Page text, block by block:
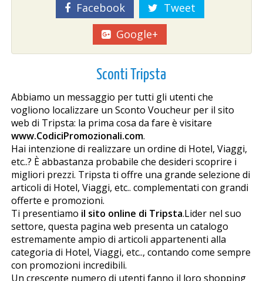
Facebook
Tweet
Google+
Sconti Tripsta
Abbiamo un messaggio per tutti gli utenti che
vogliono localizzare un Sconto Voucheur per il sito
web di Tripsta: la prima cosa da fare è visitare
www.CodiciPromozionali.com.
Hai intenzione di realizzare un ordine di Hotel, Viaggi,
etc..? È abbastanza probabile che desideri scoprire i
migliori prezzi. Tripsta ti offre una grande selezione di
articoli di Hotel, Viaggi, etc.. complementati con grandi
offerte e promozioni.
Ti presentiamo il sito online di Tripsta.Lider nel suo
settore, questa pagina web presenta un catalogo
estremamente ampio di articoli appartenenti alla
categoria di Hotel, Viaggi, etc.., contando come sempre
con promozioni incredibili.
Un crescente numero di utenti fanno il loro shopping